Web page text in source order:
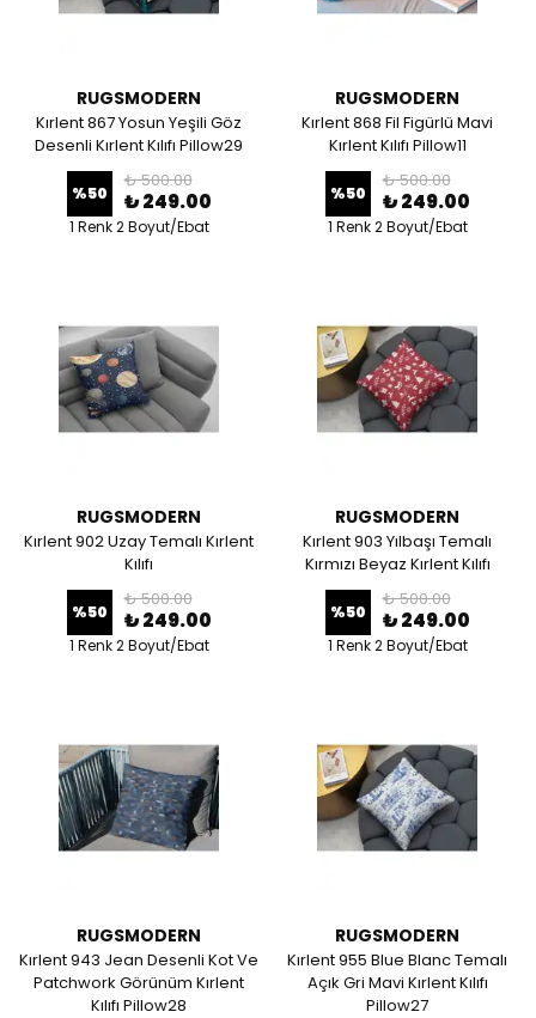
RUGSMODERN
Kırlent 867 Yosun Yeşili Göz
Desenli Kırlent Kılıfı Pillow29
%50
₺ 500.00
₺ 249.00
1 Renk 2 Boyut/Ebat
RUGSMODERN
Kırlent 868 Fil Figürlü Mavi
Kırlent Kılıfı Pillow11
%50
₺ 500.00
₺ 249.00
1 Renk 2 Boyut/Ebat
RUGSMODERN
Kırlent 902 Uzay Temalı Kırlent
Kılıfı
%50
₺ 500.00
₺ 249.00
1 Renk 2 Boyut/Ebat
RUGSMODERN
Kırlent 903 Yılbaşı Temalı
Kırmızı Beyaz Kırlent Kılıfı
%50
₺ 500.00
₺ 249.00
1 Renk 2 Boyut/Ebat
RUGSMODERN
Kırlent 943 Jean Desenli Kot Ve
Patchwork Görünüm Kırlent
Kılıfı Pillow28
RUGSMODERN
Kırlent 955 Blue Blanc Temalı
Açık Gri Mavi Kırlent Kılıfı
Pillow27